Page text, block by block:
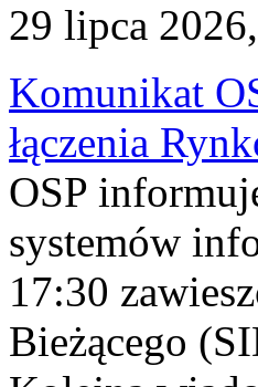
29 lipca
Komunikat
łączenia
OSP
systemów
17:30
Bieżącego